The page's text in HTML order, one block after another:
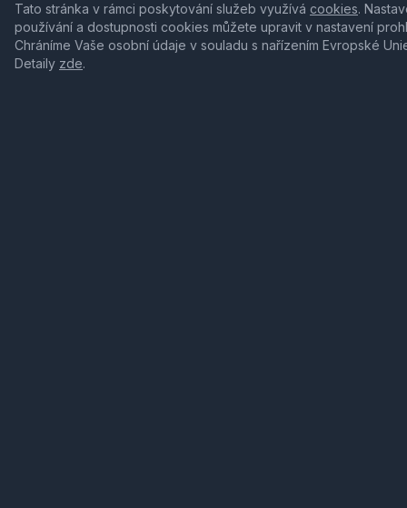
Tato stránka v rámci poskytování služeb využívá cookies.
používání a dostupnosti cookies můžete upravit v nastavení
Chráníme Vaše osobní údaje v souladu s nařízením Evropské
Detaily zde.